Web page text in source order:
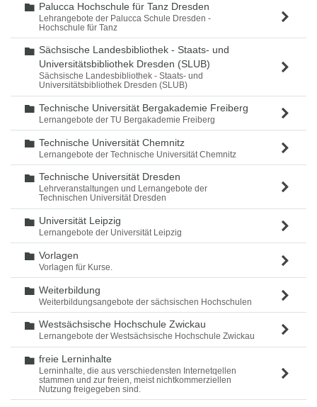
Ordner
Palucca Hochschule für Tanz Dresden
Lehrangebote der Palucca Schule Dresden -
Hochschule für Tanz
Ordner
Sächsische Landesbibliothek - Staats- und
Universitätsbibliothek Dresden (SLUB)
Sächsische Landesbibliothek - Staats- und
Universitätsbibliothek Dresden (SLUB)
Ordner
Technische Universität Bergakademie Freiberg
Lernangebote der TU Bergakademie Freiberg
Ordner
Technische Universität Chemnitz
Lernangebote der Technische Universität Chemnitz
Ordner
Technische Universität Dresden
Lehrveranstaltungen und Lernangebote der
Technischen Universität Dresden
Ordner
Universität Leipzig
Lernangebote der Universität Leipzig
Ordner
Vorlagen
Vorlagen für Kurse.
Ordner
Weiterbildung
Weiterbildungsangebote der sächsischen Hochschulen
Ordner
Westsächsische Hochschule Zwickau
Lernangebote der Westsächsische Hochschule Zwickau
Ordner
freie Lerninhalte
Lerninhalte, die aus verschiedensten Internetqellen
stammen und zur freien, meist nichtkommerziellen
Nutzung freigegeben sind.